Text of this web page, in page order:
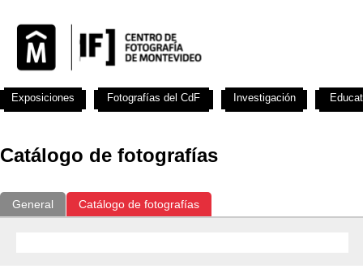
Catálogo de fotografías
General Catálogo de fotografías
Exposiciones Fotografías del CdF Investigación